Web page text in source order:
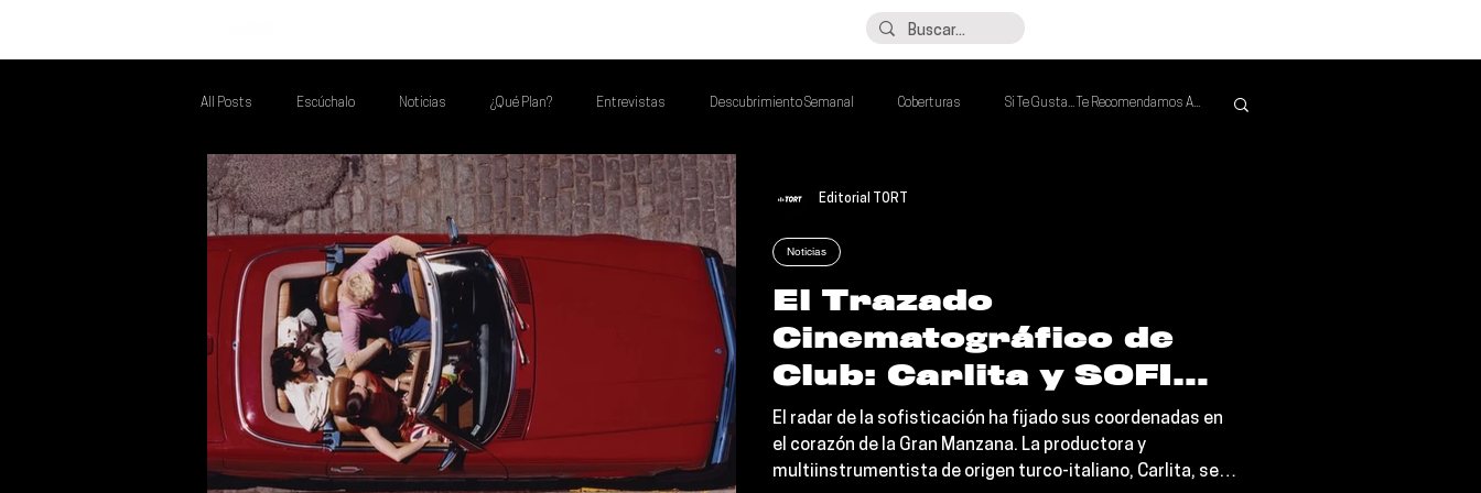
All Posts Escúchalo Noticias ¿Qué Plan? Entrevistas Descubrimiento Semanal Coberturas Si Te Gusta... Te Recomendamos A...
Talento Mexa Que Debes Escuchar Flash Round Imperdibles de la Semana Poder Latino Que Descubrir
Talento Mexa Semanal Álbumes de la Semana
El Trazado
Cinematográfico de
Club: Carlita y SOFI
TUKKER nos
hipnotizan con el
El radar de la sofisticación ha fijado sus coordenadas en
el corazón de la Gran Manzana. La productora y
multiinstrumentista de origen turco-italiano, Carlita, se
Noticias
Editorial TORT